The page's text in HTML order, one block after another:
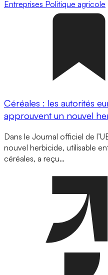
Entreprises Politique agricole
Céréales : les autorités
approuvent un nouvel
Dans le Journal officiel de
nouvel herbicide, utilisable
céréales, a reçu…